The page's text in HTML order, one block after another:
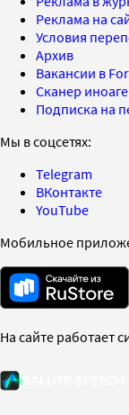
Реклама на
Условия
Архив
Вакансии в
Сканер
Подписка на
Мы в соцсетях:
Telegram
ВКонтакте
YouTube
Мобильное
На сайте работает